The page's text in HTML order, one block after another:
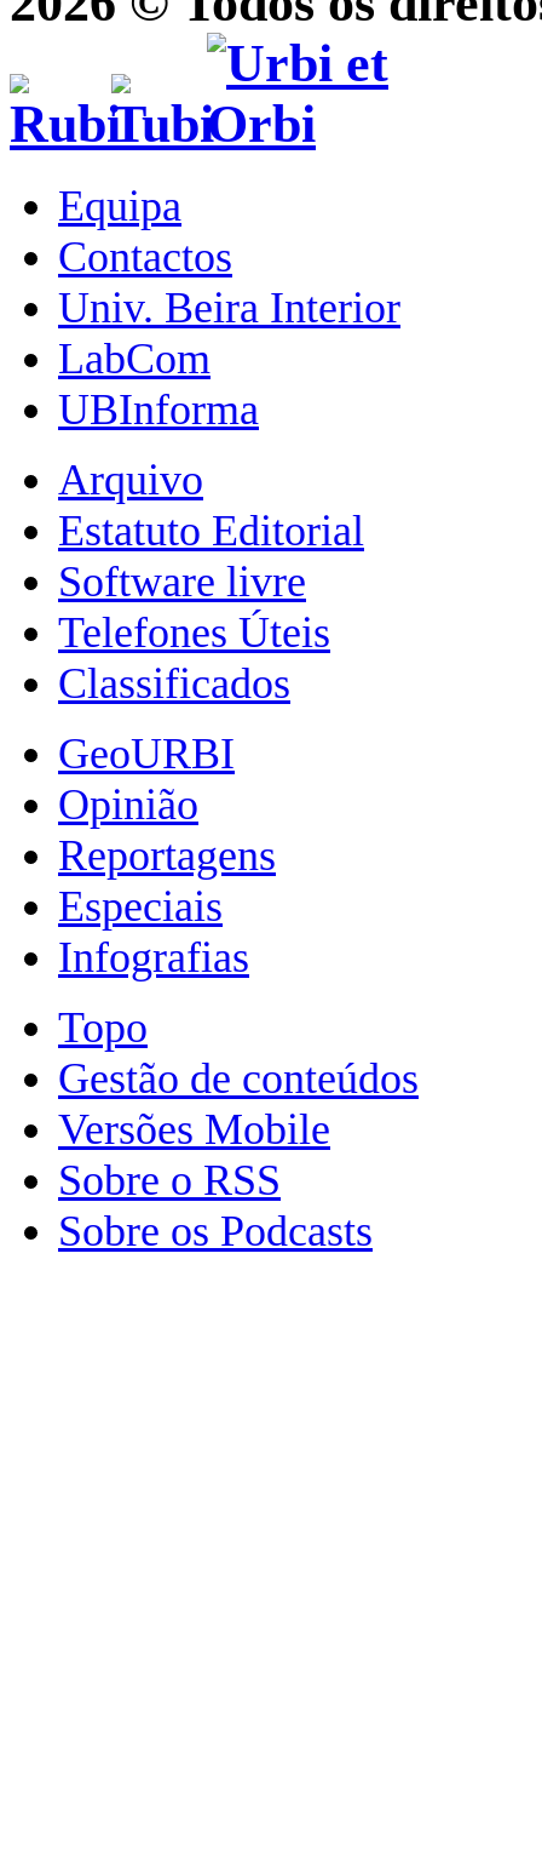
Equipa
Contactos
Univ. Beira Interior
LabCom
UBInforma
Arquivo
Estatuto Editorial
Software livre
Telefones Úteis
Classificados
GeoURBI
Opinião
Reportagens
Especiais
Infografias
Topo
Gestão de conteúdos
Versões Mobile
Sobre o RSS
Sobre os Podcasts